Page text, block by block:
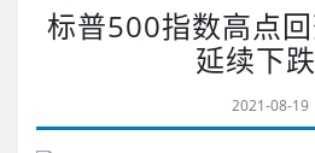
标普500指数高点
延续下跌
2021-08-19